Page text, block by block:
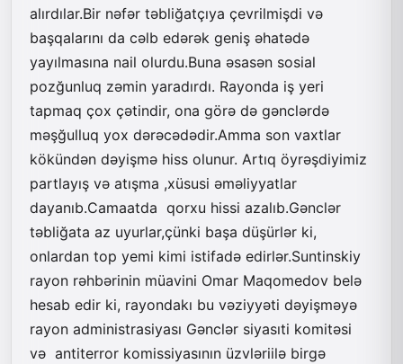
alırdılar.Bir nəfər təbliğatçıya çevrilmişdi və
başqalarını da cəlb edərək geniş əhatədə
yayılmasına nail olurdu.Buna əsasən sosial
pozğunluq zəmin yaradırdı. Rayonda iş yeri
tapmaq çox çətindir, ona görə də gənclərdə
məşğulluq yox dərəcədədir.Amma son vaxtlar
kökündən dəyişmə hiss olunur. Artıq öyrəşdiyimiz
partlayış və atışma ,xüsusi əməliyyatlar
dayanıb.Camaatda qorxu hissi azalıb.Gənclər
təbliğata az uyurlar,çünki başa düşürlər ki,
onlardan top yemi kimi istifadə edirlər.Suntinskiy
rayon rəhbərinin müavini Omar Maqomedov belə
hesab edir ki, rayondakı bu vəziyyəti dəyişməyə
rayon administrasiyası Gənclər siyasıti komitəsi
və antiterror komissiyasının üzvləriilə birgə